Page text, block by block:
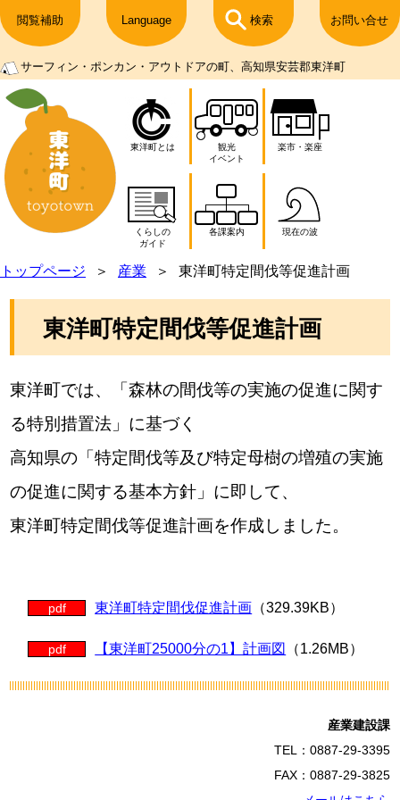
閲覧補助 Language 検索 お問い合せ
サーフィン・ポンカン・アウトドアの町、高知県安芸郡東洋町
東洋町とは
観光
イベント
楽市・楽座
くらしの
ガイド
各課案内 現在の波
トップページ 産業 東洋町特定間伐等促進計画
東洋町特定間伐等促進計画
東洋町では、「森林の間伐等の実施の促進に関す
る特別措置法」に基づく
高知県の「特定間伐等及び特定母樹の増殖の実施
の促進に関する基本方針」に即して、
東洋町特定間伐等促進計画を作成しました。
pdf 東洋町特定間伐促進計画 （329.39KB）
pdf 【東洋町25000分の1】計画図 （1.26MB）
産業建設課
TEL：0887-29-3395
FAX：0887-29-3825